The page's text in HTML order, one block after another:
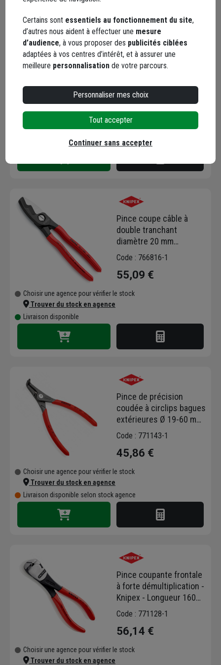
Mâchoire de rechange
Knipex pour coupe-
boulons 71 72 760
105,02 €
Choisir une agence pour vérifier le stock
Livraison disponible
Pince coupe câble à
double tranchant
diamètre 20 mm
maximum Knipex
Code : 766816-1
55,09 €
Choisir une agence pour vérifier le stock
Trouver du stock en agence
Livraison disponible
Pince de précision
coudée à circlips bagues
extérieures Ø 19-60 mm
Knipex - Longueur 165
Code : 771143-1
45,86 €
Choisir une agence pour vérifier le stock
Trouver du stock en agence
Livraison disponible selon stock agence
Pince coupante frontale
à forte démultiplication -
Knipex - Longueur 160
mm
Code : 771128-1
56,14 €
Choisir une agence pour vérifier le stock
Trouver du stock en agence
Certains sont essentiels au fonctionnement du site,
d’autres nous aident à effectuer une mesure
d’audience, à vous proposer des publicités ciblées
adaptées à vos centres d’intérêt, et à assurer une
meilleure personnalisation de votre parcours.
Personnaliser mes choix
Tout accepter
Continuer sans accepter